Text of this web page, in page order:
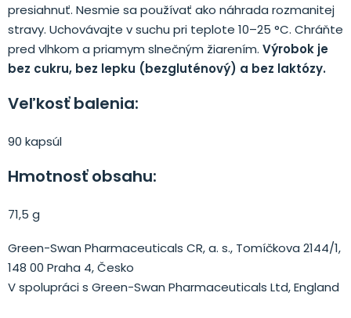
presiahnuť. Nesmie sa používať ako náhrada rozmanitej
stravy. Uchovávajte v suchu pri teplote 10–25 °C. Chráňte
pred vlhkom a priamym slnečným žiarením. Výrobok je
bez cukru, bez lepku (bezgluténový) a bez laktózy.
Veľkosť balenia:
90 kapsúl
Hmotnosť obsahu:
71,5 g
Green-Swan Pharmaceuticals CR, a. s., Tomíčkova 2144/1,
148 00 Praha 4, Česko
V spolupráci s Green-Swan Pharmaceuticals Ltd, England